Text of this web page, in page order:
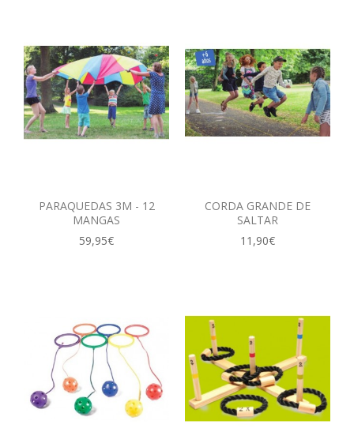
PARAQUEDAS 3M - 12
MANGAS
59,95€
CORDA GRANDE DE
SALTAR
11,90€